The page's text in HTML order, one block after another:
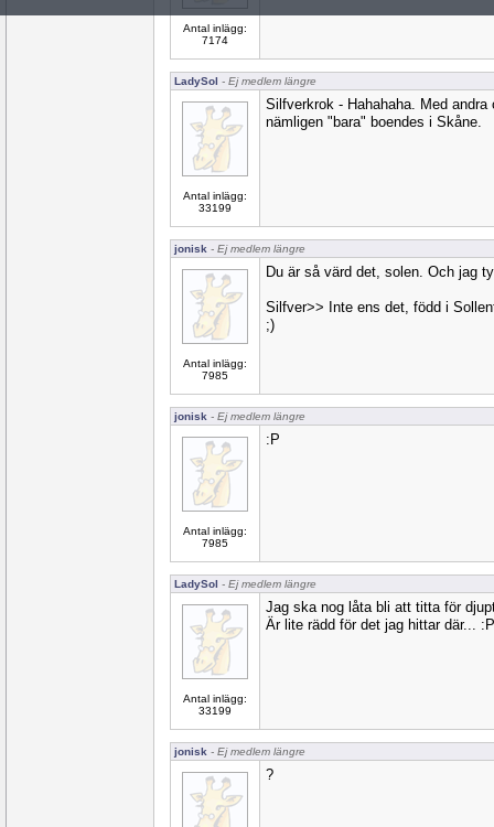
Antal inlägg:
7174
LadySol - Ej medlem längre
Antal inlägg:
33199
Silfverkrok - Hahahaha. Med andra
nämligen "bara" boendes i Skåne.
jonisk - Ej medlem längre
Antal inlägg:
7985
Du är så värd det, solen. Och jag
Silfver>> Inte ens det, född i
;)
jonisk - Ej medlem längre
Antal inlägg:
7985
:P
LadySol - Ej medlem längre
Antal inlägg:
33199
Jag ska nog låta bli att titta för
Är lite rädd för det jag hittar där... :P
jonisk - Ej medlem längre
?